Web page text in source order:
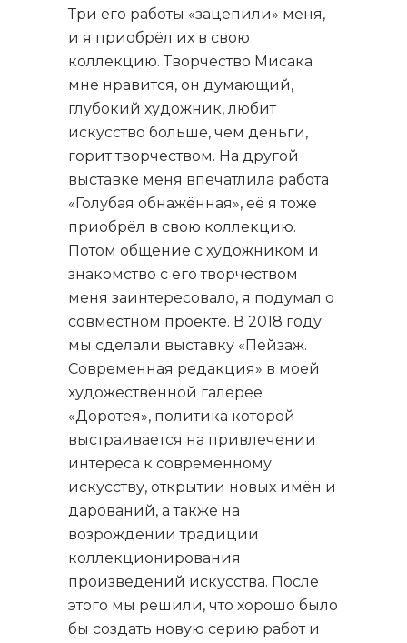
Три его работы «зацепили» меня,
и я приобрёл их в свою
коллекцию. Творчество Мисака
мне нравится, он думающий,
глубокий художник, любит
искусство больше, чем деньги,
горит творчеством. На другой
выставке меня впечатлила работа
«Голубая обнажённая», её я тоже
приобрёл в свою коллекцию.
Потом общение с художником и
знакомство с его творчеством
меня заинтересовало, я подумал о
совместном проекте. В 2018 году
мы сделали выставку «Пейзаж.
Современная редакция» в моей
художественной галерее
«Доротея», политика которой
выстраивается на привлечении
интереса к современному
искусству, открытии новых имён и
дарований, а также на
возрождении традиции
коллекционирования
произведений искусства. После
этого мы решили, что хорошо было
бы создать новую серию работ и